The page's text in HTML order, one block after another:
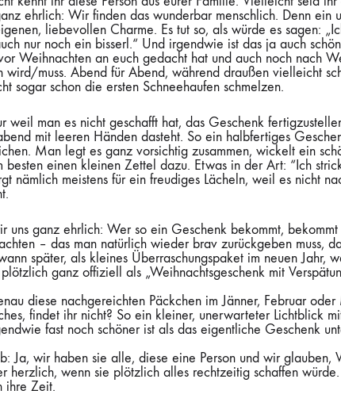
ehrlich: Wir finden das wunderbar menschlich. Denn ein
liebevollen Charme. Es tut so, als würde es sagen:
nur noch ein bisserl.“ Und irgendwie ist das ja auch
Weihnachten an euch gedacht hat und auch noch nach
wird/muss. Abend für Abend, während draußen vielleicht
sogar schon die ersten Schneehaufen schmelzen.
weil man es nicht geschafft hat, das Geschenk
mit leeren Händen dasteht. So ein halbfertiges
Man legt es ganz vorsichtig zusammen, wickelt ein
besten einen kleinen Zettel dazu. Etwas in der Art: “Ich
nämlich meistens für ein freudiges Lächeln, weil es nicht
uns ganz ehrlich: Wer so ein Geschenk bekommt,
– das man natürlich wieder brav zurückgeben muss,
später, als kleines Überraschungspaket im neuen Jahr,
ganz offiziell als „Weihnachtsgeschenk mit
diese nachgereichten Päckchen im Jänner, Februar
findet ihr nicht? So ein kleiner, unerwarteter Lichtblick
fast noch schöner ist als das eigentliche Geschenk
Ja, wir haben sie alle, diese eine Person und wir glauben,
herzlich, wenn sie plötzlich alles rechtzeitig schaffen
ihre Zeit.